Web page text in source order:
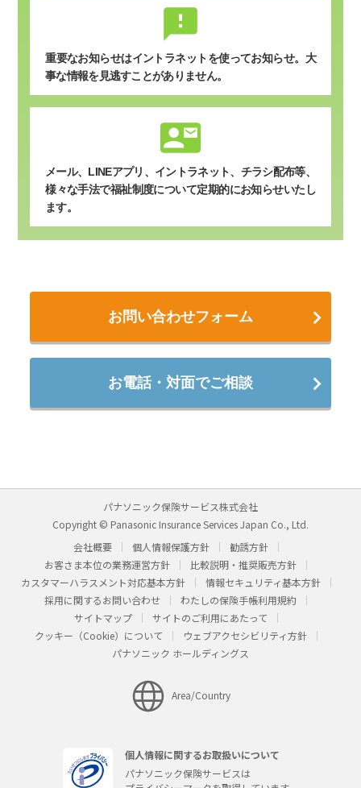
sms_failed
重要なお知らせはイントラネットを使ってお知らせ。 大
事な情報を見逃すことがありません。
contact_mail
メール、LINEアプリ、イントラネット、チラシ配布等、
様々な手法で福祉制度について定期的にお知らせいたし
ます。
お問い合わせフォーム
お電話・対面でご相談
パナソニック保険サービス株式会社
Copyright © Panasonic Insurance Services Japan Co., Ltd.
会社概要
個人情報保護方針
勧誘方針
お客さま本位の業務運営方針
比較説明・推奨販売方針
カスタマーハラスメント対応基本方針
情報セキュリティ基本方針
採用に関するお問い合わせ
わたしの保険手帳利用規約
サイトマップ
サイトのご利用にあたって
クッキー（Cookie）について
ウェブアクセシビリティ方針
パナソニック ホールディングス
Area/Country
個人情報に関するお取扱いについて
パナソニック保険サービスは